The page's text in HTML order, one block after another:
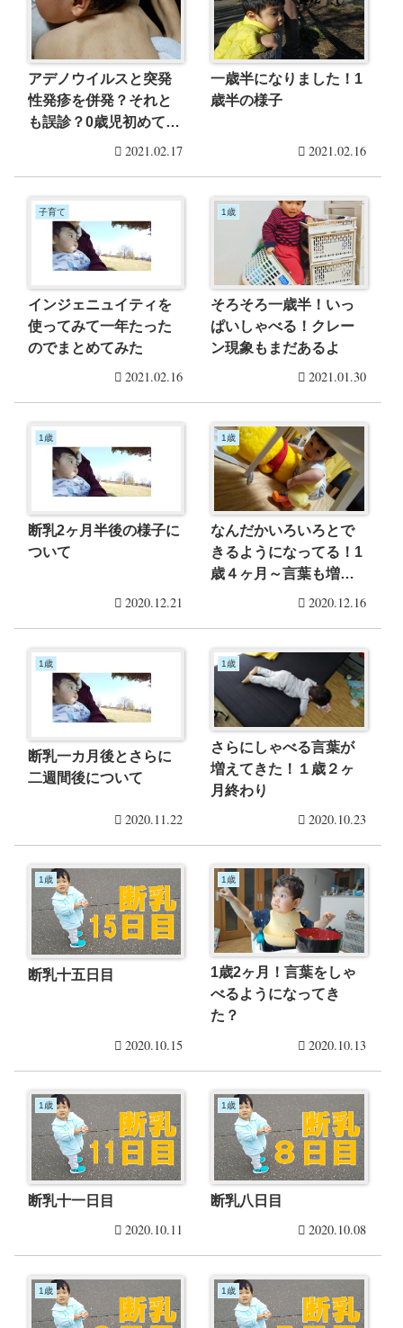
アデノウイルスと突発
性発疹を併発？それと
も誤診？0歳児初めての
2021.02.17
一歳半になりました！1
歳半の様子
2021.02.16
子育て
インジェニュイティを
使ってみて一年たった
のでまとめてみた
2021.02.16
1歳
そろそろ一歳半！いっ
ぱいしゃべる！クレー
ン現象もまだあるよ
2021.01.30
1歳
断乳2ヶ月半後の様子に
ついて
2020.12.21
1歳
なんだかいろいろとで
きるようになってる！1
歳４ヶ月～言葉も増え
2020.12.16
1歳
断乳一カ月後とさらに
二週間後について
2020.11.22
1歳
さらにしゃべる言葉が
増えてきた！１歳２ヶ
月終わり
2020.10.23
1歳
断乳十五日目
2020.10.15
1歳
1歳2ヶ月！言葉をしゃ
べるようになってき
た？
2020.10.13
1歳
断乳十一日目
2020.10.11
1歳
断乳八日目
2020.10.08
1歳 1歳